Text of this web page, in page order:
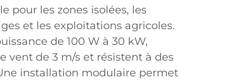
pour les zones isolées, les
et les exploitations agricoles.
de 100 W à 30 kW,
vent de 3 m/s et résistent à des
installation modulaire permet